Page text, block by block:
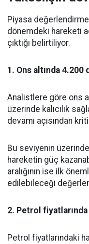
Piyasa
dönemdeki hareketi
çıktığı belirtiliyor.
1. Ons altında
Analistlere göre ons
üzerinde kalıcılık
devamı açısından
Bu seviyenin üzerinde
hareketin güç
aralığının ise ilk
edilebileceği
2. Petrol
Petrol fiyatlarındaki